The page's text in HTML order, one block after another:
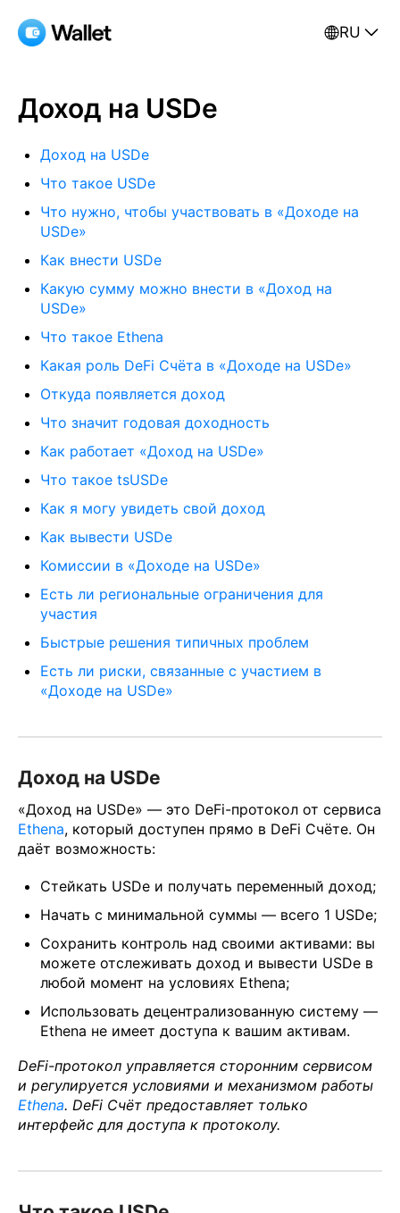
RU
Доход на USDe
Доход на USDe
Что такое USDe
Что нужно, чтобы участвовать в «Доходе на
USDe»
Как внести USDe
Какую сумму можно внести в «Доход на
USDe»
Что такое Ethena
Какая роль DeFi Счёта в «Доходе на USDe»
Откуда появляется доход
Что значит годовая доходность
Как работает «Доход на USDe»
Что такое tsUSDe
Как я могу увидеть свой доход
Как вывести USDe
Комиссии в «Доходе на USDe»
Есть ли региональные ограничения для
участия
Быстрые решения типичных проблем
Есть ли риски, связанные с участием в
«Доходе на USDe»
Доход на USDe
«Доход на USDe» — это DeFi-протокол от сервиса
Ethena, который доступен прямо в DeFi Счёте. Он
даёт возможность:
Стейкать USDe и получать переменный доход;
Начать с минимальной суммы — всего 1 USDe;
Сохранить контроль над своими активами: вы
можете отслеживать доход и вывести USDe в
любой момент на условиях Ethena;
Использовать децентрализованную систему —
Ethena не имеет доступа к вашим активам.
DeFi-протокол управляется сторонним сервисом
и регулируется условиями и механизмом работы
Ethena. DeFi Счёт предоставляет только
интерфейс для доступа к протоколу.